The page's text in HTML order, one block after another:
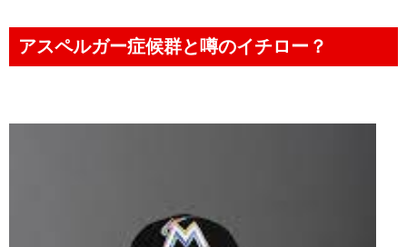
アスペルガー症候群と噂のイチロー？